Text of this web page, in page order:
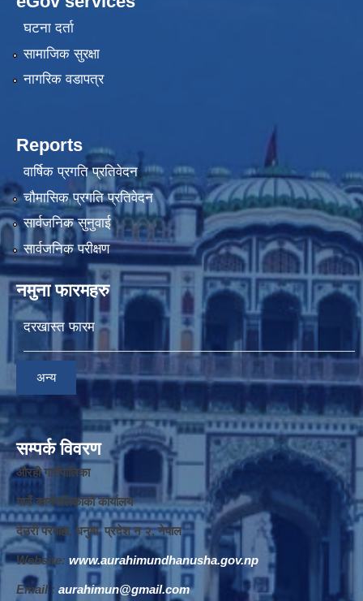
घटना दर्ता
सामाजिक सुरक्षा
नागरिक वडापत्र
Reports
वार्षिक प्रगति प्रतिवेदन
चौमासिक प्रगति प्रतिवेदन
सार्वजनिक सुनुवाई
सार्वजनिक परीक्षण
नमुना फारमहरु
दरखास्त फारम
अन्य
सम्पर्क विवरण
औरही गाउँपालिका
गाउँ कार्यपालिकाको कार्यालय
देउरी परवाहा, धनुषा, प्रदेश न‌‍ २, नेपाल
Website: www.aurahimundhanusha.gov.np
Email : aurahimun@gmail.com